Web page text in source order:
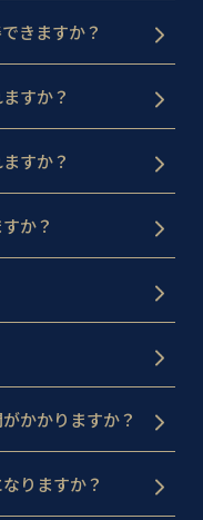
きますか？
すか？
すか？
か？
かかりますか？
りますか？